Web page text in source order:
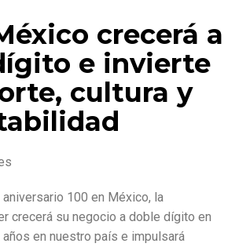
crecerá a
e invierte
cultura y
aniversario 100 en México, la
crecerá su negocio a doble dígito en
en nuestro país e impulsará